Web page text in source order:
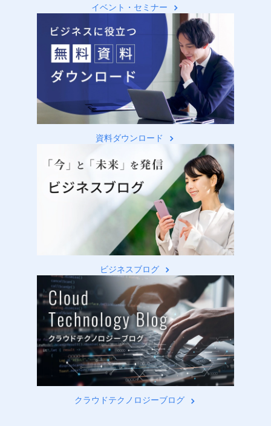
イベント・セミナー
資料ダウンロード
ビジネスブログ
クラウドテクノロジーブログ